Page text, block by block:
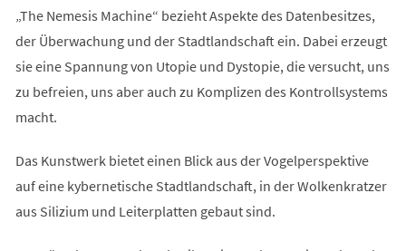
„The Nemesis Machine“ bezieht Aspekte des Datenbesitzes,
der Überwachung und der Stadtlandschaft ein. Dabei erzeugt
sie eine Spannung von Utopie und Dystopie, die versucht, uns
zu befreien, uns aber auch zu Komplizen des Kontrollsystems
macht.
Das Kunstwerk bietet einen Blick aus der Vogelperspektive
auf eine kybernetische Stadtlandschaft, in der Wolkenkratzer
aus Silizium und Leiterplatten gebaut sind.